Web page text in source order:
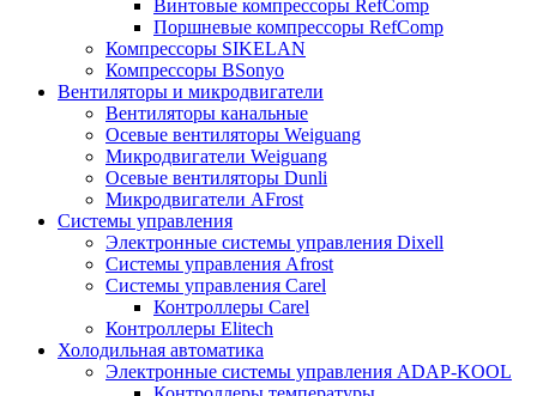
Винтовые компрессоры RefComp
Поршневые компрессоры RefComp
Компрессоры SIKELAN
Компрессоры BSonyo
Вентиляторы и микродвигатели
Вентиляторы канальные
Осевые вентиляторы Weiguang
Микродвигатели Weiguang
Осевые вентиляторы Dunli
Микродвигатели AFrost
Системы управления
Электронные системы управления Dixell
Системы управления Afrost
Системы управления Carel
Контроллеры Carel
Контроллеры Elitech
Холодильная автоматика
Электронные системы управления ADAP-KOOL